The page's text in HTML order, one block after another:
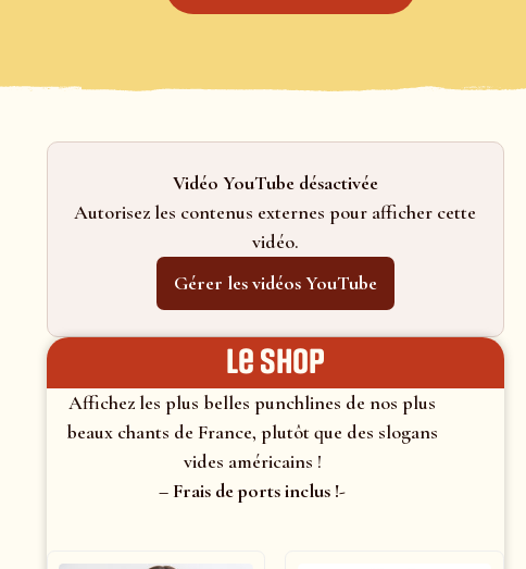
Vidéo YouTube désactivée
Autorisez les contenus externes pour afficher cette
vidéo.
Gérer les vidéos YouTube
le shop
Affichez les plus belles punchlines de nos plus
beaux chants de France, plutôt que des slogans
vides américains !
– Frais de ports inclus !-